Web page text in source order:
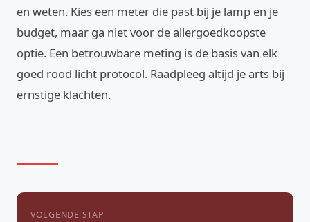
en weten. Kies een meter die past bij je lamp en je
budget, maar ga niet voor de allergoedkoopste
optie. Een betrouwbare meting is de basis van elk
goed rood licht protocol. Raadpleeg altijd je arts bij
ernstige klachten.
VOLGENDE STAP